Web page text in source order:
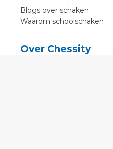
Blogs over schaken
Waarom schoolschaken
Over Chessity